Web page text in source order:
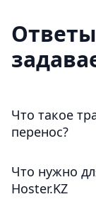
Что такое
перенос?
Что нужно
Hoster.KZ